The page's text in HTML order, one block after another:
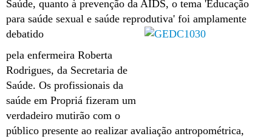
Saúde, quanto à prevenção da AIDS, o tema 'Educação
para saúde sexual e saúde reprodutiva' foi amplamente
debatido
pela enfermeira Roberta
Rodrigues, da Secretaria de
Saúde. Os profissionais da
saúde em Propriá fizeram um
verdadeiro mutirão com o
público presente ao realizar avaliação antropométrica,